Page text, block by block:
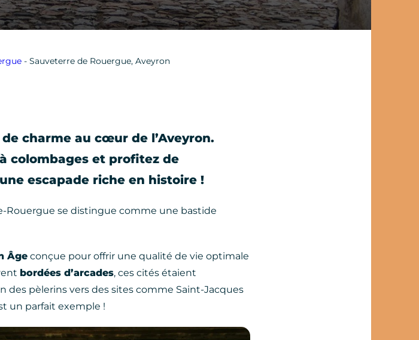
- Sauveterre de Rouergue, Aveyron
charme au cœur de l’Aveyron.
colombages et profitez de
escapade riche en histoire !
Rouergue se distingue comme une bastide
Âge conçue pour offrir une qualité de vie optimale
bordées d’arcades, ces cités étaient
pèlerins vers des sites comme Saint-Jacques
un parfait exemple !